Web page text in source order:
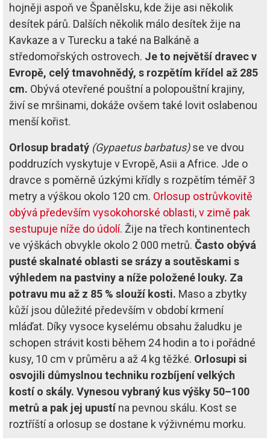
hojněji aspoň ve Španělsku, kde žije asi několik
desítek párů. Dalších několik málo desítek žije na
Kavkaze a v Turecku a také na Balkáně a
středomořských ostrovech. Je to největší dravec v
Evropě, celý tmavohnědý, s rozpětím křídel až 285
cm. Obývá otevřené pouštní a polopouštní krajiny,
živí se mršinami, dokáže ovšem také lovit oslabenou
menší kořist.
Orlosup bradatý (Gypaetus barbatus)se ve dvou
poddruzích vyskytuje v Evropě, Asii a Africe. Jde o
dravce s poměrně úzkými křídly s rozpětím téměř 3
metry a výškou okolo 120 cm. Orlosup ostrůvkovitě
obývá především vysokohorské oblasti, v zimě pak
sestupuje níže do údolí. Žije na třech kontinentech
ve výškách obvykle okolo 2 000 metrů. Často obývá
pusté skalnaté oblasti se srázy a soutěskami s
výhledem na pastviny a níže položené louky. Za
potravu mu až z 85 % slouží kosti. Maso a zbytky
kůží jsou důležité především v období krmení
mláďat. Díky vysoce kyselému obsahu žaludku je
schopen strávit kosti během 24 hodin a to i pořádné
kusy, 10 cm v průměru a až 4 kg těžké. Orlosupi si
osvojili důmyslnou techniku rozbíjení velkých
kostí o skály. Vynesou vybraný kus výšky 50–100
metrů a pak jej upustína pevnou skálu. Kost se
roztříští a orlosup se dostane k výživnému morku.